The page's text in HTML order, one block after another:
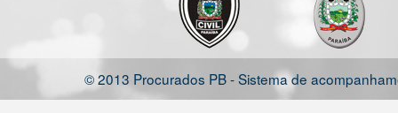
© 2013 Procurados PB - Sistema de